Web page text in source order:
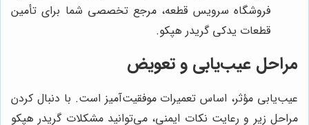
فروشگاه سرویس قطعه، مرجع تخصصی شما برای تأمین
قطعات یدکی گریدر هپکو.
مراحل عیب‌یابی و تعویض
عیب‌یابی مؤثر، اساس تعمیرات موفقیت‌آمیز است. با دنبال کردن
مراحل زیر و رعایت نکات ایمنی، می‌توانید مشکلات گریدر هپکو